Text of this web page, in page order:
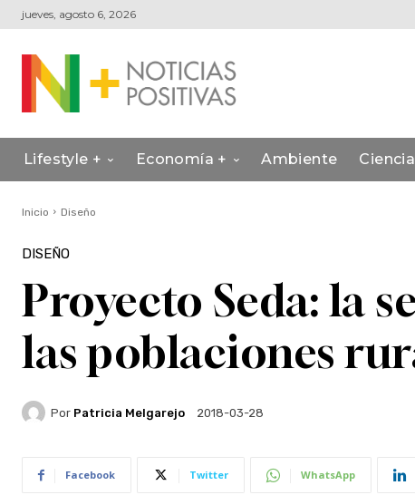
jueves, agosto 6, 2026
Lifestyle + Economía + Ambiente
Inicio Diseño
DISEÑO
Proyecto Seda: la
las poblaciones
Por Patricia Melgarejo 2018-03-28
Facebook Twitter WhatsApp